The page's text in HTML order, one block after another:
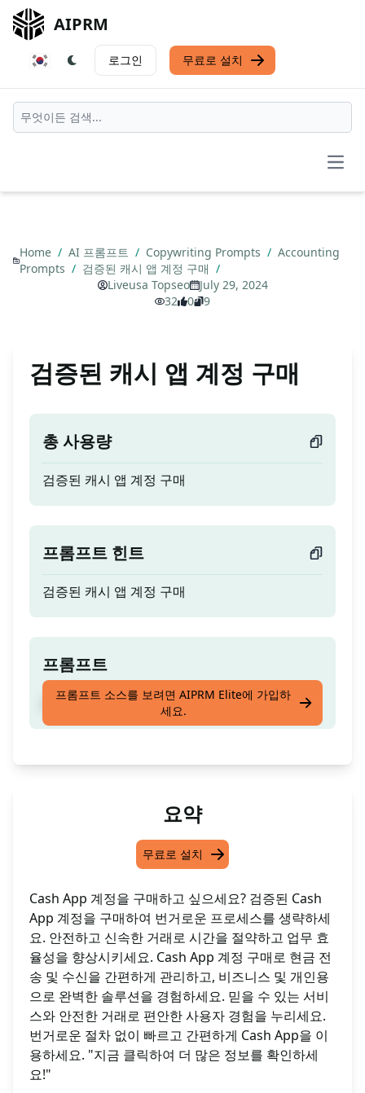
AIPRM
로그인 무료로 설치
Home / AI 프롬프트 / Copywriting Prompts / Accounting
Prompts / 검증된 캐시 앱 계정 구매 /
Liveusa Topseo
July 29, 2024
32
0 9
검증된 캐시 앱 계정 구매
총 사용량
검증된 캐시 앱 계정 구매
프롬프트 힌트
검증된 캐시 앱 계정 구매
프롬프트
검증된 캐시 앱 계정 구매
프롬프트 소스를 보려면 AIPRM Elite에 가입하
세요.
요약
무료로 설치
Cash App 계정을 구매하고 싶으세요? 검증된 Cash
App 계정을 구매하여 번거로운 프로세스를 생략하세
요. 안전하고 신속한 거래로 시간을 절약하고 업무 효
율성을 향상시키세요. Cash App 계정 구매로 현금 전
송 및 수신을 간편하게 관리하고, 비즈니스 및 개인용
으로 완벽한 솔루션을 경험하세요. 믿을 수 있는 서비
스와 안전한 거래로 편안한 사용자 경험을 누리세요.
번거로운 절차 없이 빠르고 간편하게 Cash App을 이
용하세요. "지금 클릭하여 더 많은 정보를 확인하세
요!"